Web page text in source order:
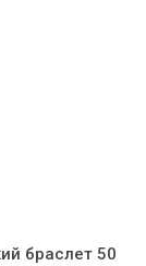
браслет 50